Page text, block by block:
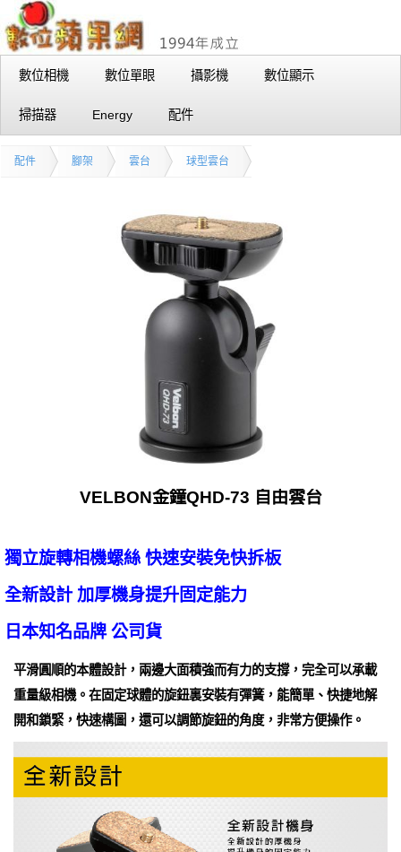
數位相機 數位單眼 攝影機 數位顯示
掃描器 Energy 配件
配件 腳架 雲台 球型雲台
VELBON金鐘QHD-73 自由雲台
獨立旋轉相機螺絲 快速安裝免快拆板
全新設計 加厚機身提升固定能力
日本知名品牌 公司貨
平滑圓順的本體設計，兩邊大面積強而有力的支撐，完全可以承載
重量級相機。在固定球體的旋鈕裏安裝有彈簧，能簡單、快捷地解
開和鎖緊，快速構圖，還可以調節旋鈕的角度，非常方便操作。